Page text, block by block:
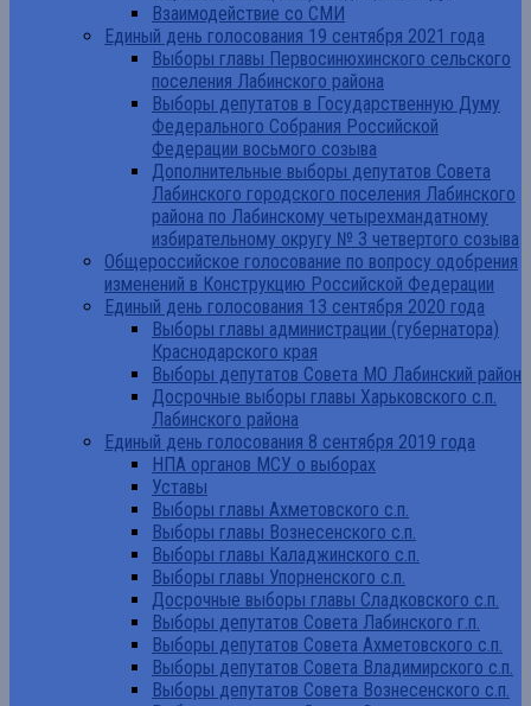
Взаимодействие со СМИ
Единый день голосования 19 сентября 2021 года
Выборы главы Первосинюхинского сельского
поселения Лабинского района
Выборы депутатов в Государственную Думу
Федерального Собрания Российской
Федерации восьмого созыва
Дополнительные выборы депутатов Совета
Лабинского городского поселения Лабинского
района по Лабинскому четырехмандатному
избирательному округу № 3 четвертого созыва
Общероссийское голосование по вопросу одобрения
изменений в Конструкцию Российской Федерации
Единый день голосования 13 сентября 2020 года
Выборы главы администрации (губернатора)
Краснодарского края
Выборы депутатов Совета МО Лабинский район
Досрочные выборы главы Харьковского с.п.
Лабинского района
Единый день голосования 8 сентября 2019 года
НПА органов МСУ о выборах
Уставы
Выборы главы Ахметовского с.п.
Выборы главы Вознесенского с.п.
Выборы главы Каладжинского с.п.
Выборы главы Упорненского с.п.
Досрочные выборы главы Сладковского с.п.
Выборы депутатов Совета Лабинского г.п.
Выборы депутатов Совета Ахметовского с.п.
Выборы депутатов Совета Владимирского с.п.
Выборы депутатов Совета Вознесенского с.п.